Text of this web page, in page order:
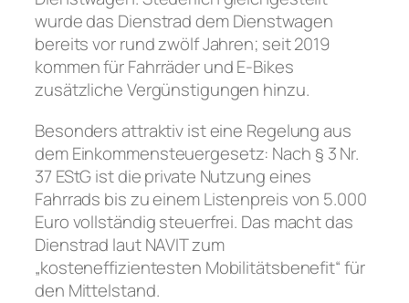
wurde das Dienstrad dem Dienstwagen
bereits vor rund zwölf Jahren; seit 2019
kommen für Fahrräder und E-Bikes
zusätzliche Vergünstigungen hinzu.
Besonders attraktiv ist eine Regelung aus
dem Einkommensteuergesetz: Nach § 3 Nr.
37 EStG ist die private Nutzung eines
Fahrrads bis zu einem Listenpreis von 5.000
Euro vollständig steuerfrei. Das macht das
Dienstrad laut NAVIT zum
„kosteneffizientesten Mobilitätsbenefit“ für
den Mittelstand.